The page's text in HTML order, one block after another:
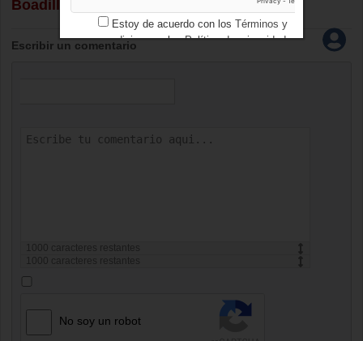
Boadilla
Escribir un comentario
caracteres restantes
caracteres restantes
No soy un robot
Estoy de acuerdo con los Términos y
condicionesy losPolítica de privacidad